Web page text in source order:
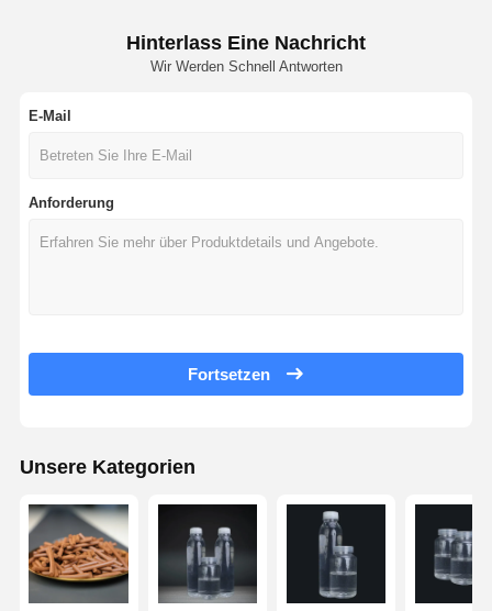
Hinterlass Eine Nachricht
Wir Werden Schnell Antworten
E-Mail
Anforderung
Fortsetzen
Unsere Kategorien